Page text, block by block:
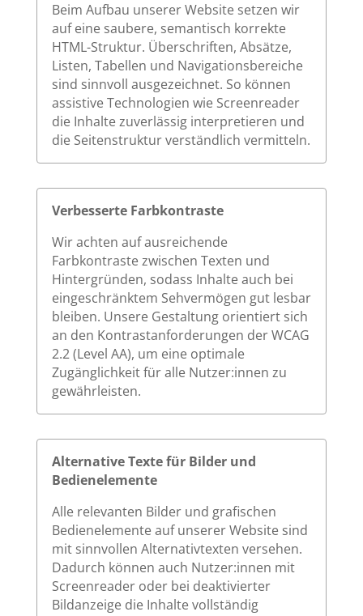
Beim Aufbau unserer Website setzen wir
auf eine saubere, semantisch korrekte
HTML-Struktur. Überschriften, Absätze,
Listen, Tabellen und Navigationsbereiche
sind sinnvoll ausgezeichnet. So können
assistive Technologien wie Screenreader
die Inhalte zuverlässig interpretieren und
die Seitenstruktur verständlich vermitteln.
Verbesserte Farbkontraste
Wir achten auf ausreichende
Farbkontraste zwischen Texten und
Hintergründen, sodass Inhalte auch bei
eingeschränktem Sehvermögen gut lesbar
bleiben. Unsere Gestaltung orientiert sich
an den Kontrastanforderungen der WCAG
2.2 (Level AA), um eine optimale
Zugänglichkeit für alle Nutzer:innen zu
gewährleisten.
Alternative Texte für Bilder und
Bedienelemente
Alle relevanten Bilder und grafischen
Bedienelemente auf unserer Website sind
mit sinnvollen Alternativtexten versehen.
Dadurch können auch Nutzer:innen mit
Screenreader oder bei deaktivierter
Bildanzeige die Inhalte vollständig